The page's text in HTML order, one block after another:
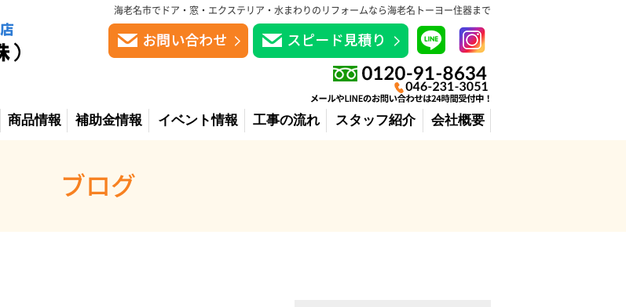
海老名市でドア・窓・エクステリア・水まわりのリフォームなら海老名トーヨー住器まで
商品情報 補助金情報 イベント情報 工事の流れ スタッフ紹介 会社概要
ブログ